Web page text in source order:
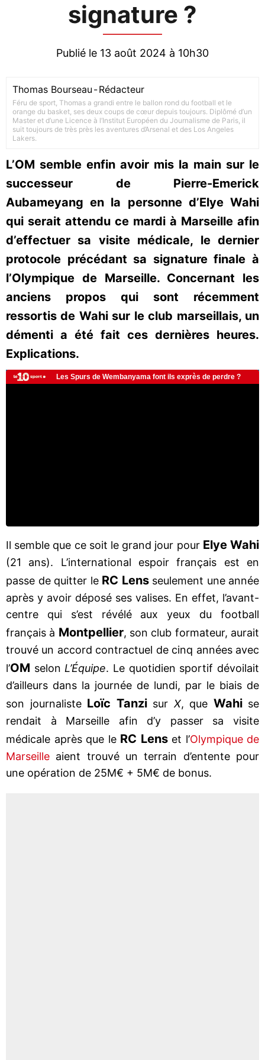
signature ?
Publié le 13 août 2024 à 10h30
Thomas Bourseau -Rédacteur
Féru de sport, Thomas a grandi entre le ballon rond du football et le
orange du basket, ses deux coups de cœur depuis toujours. Diplômé d’un
Master et d’une Licence à l’Institut Européen du Journalisme de Paris, il
suit toujours de très près les aventures d’Arsenal et des Los Angeles
Lakers.
L’OM semble enfin avoir mis la main sur le
successeur de Pierre-Emerick
Aubameyang en la personne d’Elye Wahi
qui serait attendu ce mardi à Marseille afin
d’effectuer sa visite médicale, le dernier
protocole précédant sa signature finale à
l’Olympique de Marseille. Concernant les
anciens propos qui sont récemment
ressortis de Wahi sur le club marseillais, un
démenti a été fait ces dernières heures.
Explications.
Il semble que ce soit le grand jour pour Elye Wahi
(21 ans). L’international espoir français est en
passe de quitter le RC Lensseulement une année
après y avoir déposé ses valises. En effet, l’avant-
centre qui s’est révélé aux yeux du football
français à Montpellier, son club formateur, aurait
trouvé un accord contractuel de cinq années avec
l’OM selon L’Équipe. Le quotidien sportif dévoilait
d’ailleurs dans la journée de lundi, par le biais de
son journaliste Loïc Tanzisur X, que Wahise
rendait à Marseille afin d’y passer sa visite
médicale après que le RC Lenset l’Olympique de
Marseille aient trouvé un terrain d’entente pour
une opération de 25M€ + 5M€ de bonus.